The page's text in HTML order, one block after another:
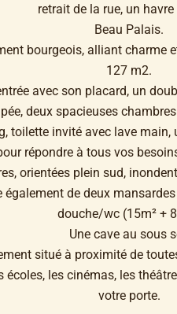
retrait de la rue, un
Beau Palais.
bourgeois, alliant charme
127 m2.
avec son placard, un
deux spacieuses
toilette invité avec lave main,
répondre à tous vos
orientées plein sud,
de deux
douche/wc (15m² +
Une cave au sous
situé à proximité de
les cinémas, les
votre porte.